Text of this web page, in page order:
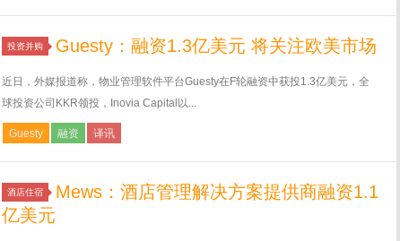
投资并购 Guesty：融资1.3亿美元 将关注欧美市场
近日，外媒报道称，物业管理软件平台Guesty在F轮融资中获投1.3亿美元，全
球投资公司KKR领投，Inovia Capital以...
Guesty 融资 译讯
酒店住宿
Mews：酒店管理解决方案提供商融资1.1
亿美元